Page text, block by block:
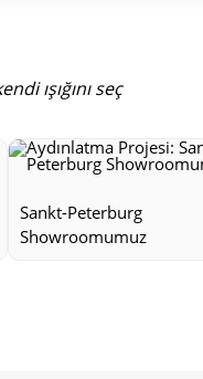
ışığını seç
Sankt-Peterburg
Showroomumuz